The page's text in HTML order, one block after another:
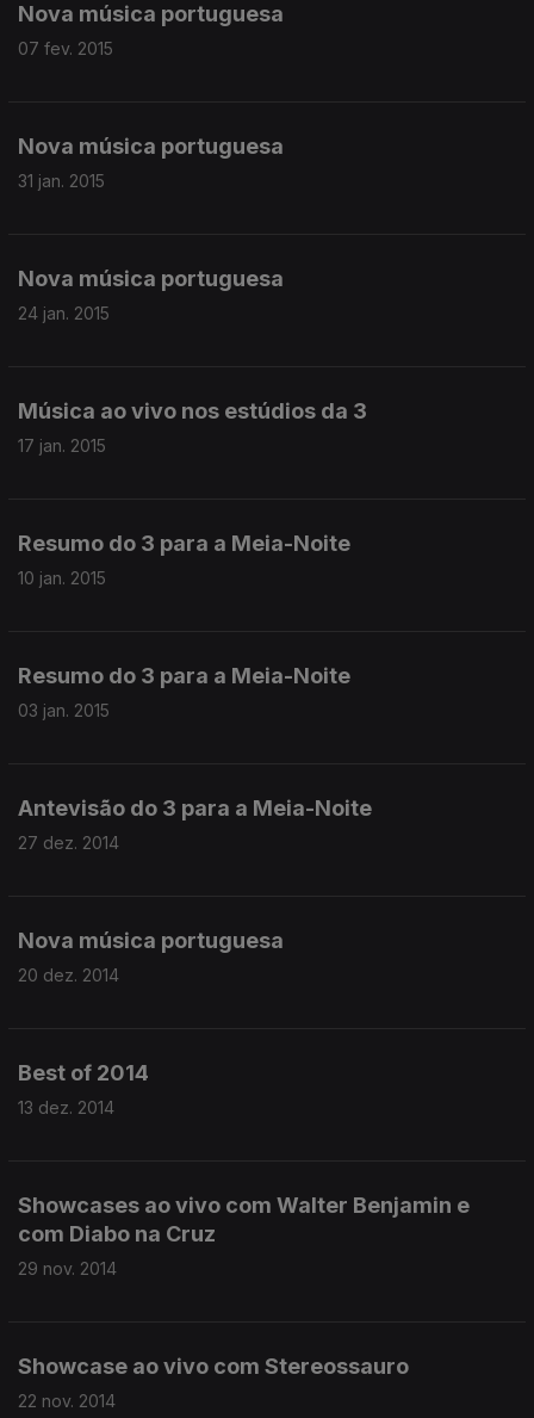
Nova música portuguesa
07 fev. 2015
Nova música portuguesa
31 jan. 2015
Nova música portuguesa
24 jan. 2015
Música ao vivo nos estúdios da 3
17 jan. 2015
Resumo do 3 para a Meia-Noite
10 jan. 2015
Resumo do 3 para a Meia-Noite
03 jan. 2015
Antevisão do 3 para a Meia-Noite
27 dez. 2014
Nova música portuguesa
20 dez. 2014
Best of 2014
13 dez. 2014
Showcases ao vivo com Walter Benjamin e
com Diabo na Cruz
29 nov. 2014
Showcase ao vivo com Stereossauro
22 nov. 2014